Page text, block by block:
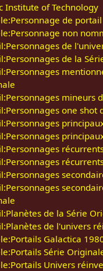
Institute of Technology
de portail
non
de
de la
mineurs
one shot
de la Série
de l'univers
Galactica
Série
Univers